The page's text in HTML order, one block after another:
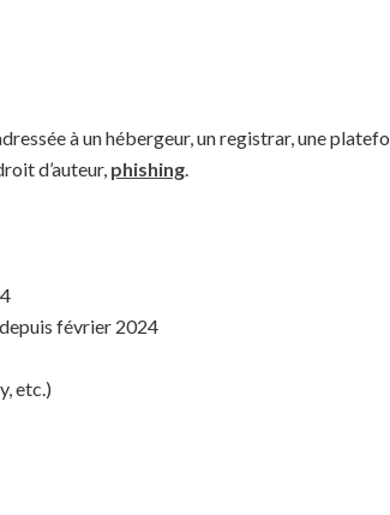
à un hébergeur, un registrar, une
d’auteur, phishing.
février 2024
etc.)